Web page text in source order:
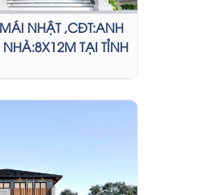
MÁI NHẬT ,CĐT:ANH
NHÀ:8X12M TẠI TỈNH